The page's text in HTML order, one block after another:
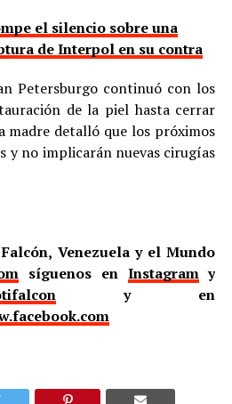
el silencio sobre una
de Interpol en su contra
Petersburgo continuó con los
de la piel hasta cerrar
madre detalló que los próximos
y no implicarán nuevas cirugías
Venezuela y el Mundo
síguenos en Instagramy
y en